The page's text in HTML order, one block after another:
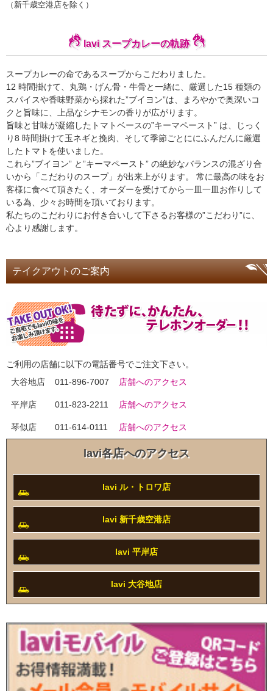
（新千歳空港店を除く）
lavi スープカレーの軌跡
スープカレーの命であるスープからこだわりました。
12 時間掛けて、丸鶏・げん骨・牛骨と一緒に、厳選した15 種類の
スパイスや香味野菜から採れた”ブイヨン”は、まろやかで奥深いコ
クと旨味に、上品なシナモンの香りが広がります。
旨味と甘味が凝縮したトマトベースの”キーマペースト” は、じっく
り8 時間掛けて玉ネギと挽肉、そして季節ごとににふんだんに厳選
したトマトを使いました。
これら”ブイヨン” と”キーマペースト” の絶妙なバランスの混ざり合
いから「こだわりのスープ」が出来上がります。 常に最高の味をお
客様に食べて頂きたく、オーダーを受けてから一皿一皿お作りして
いる為、少々お時間を頂いております。
私たちのこだわりにお付き合いして下さるお客様の”こだわり”に、
心より感謝します。
テイクアウトのご案内
ご利用の店舗に以下の電話番号でご注文下さい。
大谷地店
011-896-7007 店舗へのアクセス
平岸店 011-823-2211 店舗へのアクセス
琴似店 011-614-0111 店舗へのアクセス
lavi各店へのアクセス
lavi ル・トロワ店
lavi 新千歳空港店
lavi 平岸店
lavi 大谷地店